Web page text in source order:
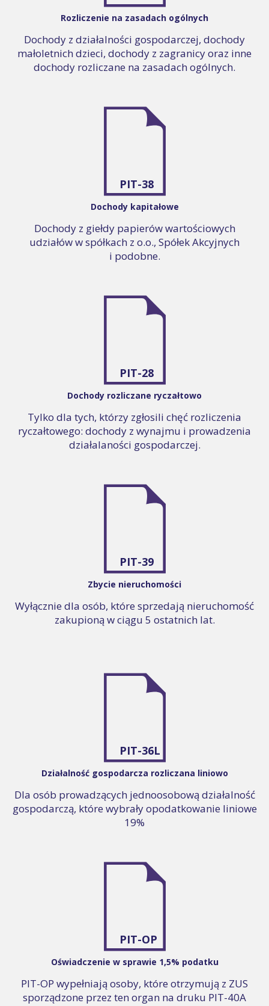
Rozliczenie na zasadach ogólnych
Dochody z działalności gospodarczej, dochody
małoletnich dzieci, dochody z zagranicy oraz inne
dochody rozliczane na zasadach ogólnych.
PIT-38
Dochody kapitałowe
Dochody z giełdy papierów wartościowych
udziałów w spółkach z o.o., Spółek Akcyjnych
i podobne.
PIT-28
Dochody rozliczane ryczałtowo
Tylko dla tych, którzy zgłosili chęć rozliczenia
ryczałtowego: dochody z wynajmu i prowadzenia
działalaności gospodarczej.
PIT-39
Zbycie nieruchomości
Wyłącznie dla osób, które sprzedają nieruchomość
zakupioną w ciągu 5 ostatnich lat.
PIT-36L
Działalność gospodarcza rozliczana liniowo
Dla osób prowadzących jednoosobową działalność
gospodarczą, które wybrały opodatkowanie liniowe
19%
PIT-OP
Oświadczenie w sprawie 1,5% podatku
PIT-OP wypełniają osoby, które otrzymują z ZUS
sporządzone przez ten organ na druku PIT-40A